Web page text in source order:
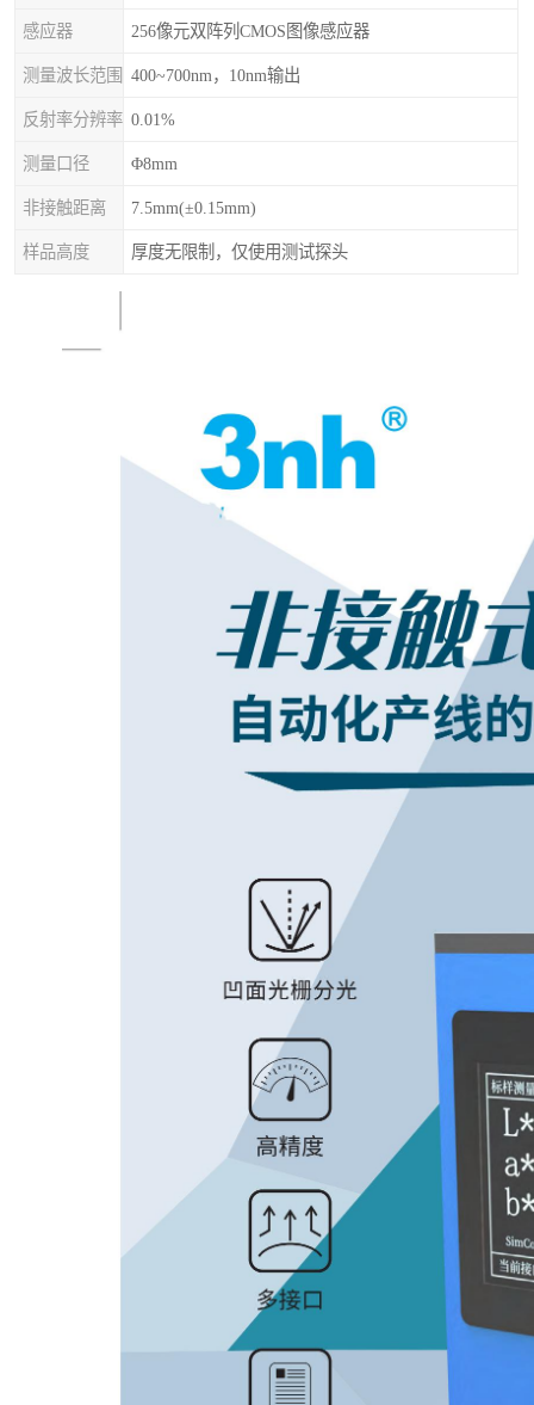
感应器 256像元双阵列CMOS图像感应器
测量波长范围 400~700nm，10nm输出
反射率分辨率 0.01%
测量口径 Φ8mm
非接触距离 7.5mm(±0.15mm)
样品高度 厚度无限制，仅使用测试探头